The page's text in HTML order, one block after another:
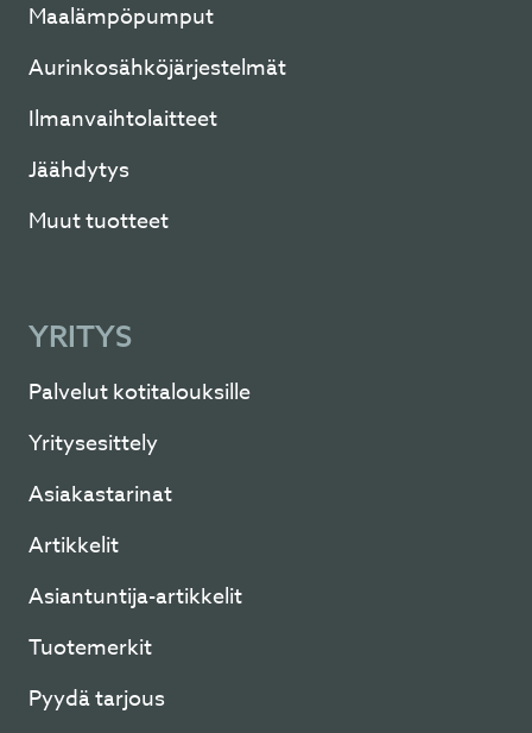
Maalämpöpumput
Aurinkosähköjärjestelmät
Ilmanvaihtolaitteet
Jäähdytys
Muut tuotteet
YRITYS
Palvelut kotitalouksille
Yritysesittely
Asiakastarinat
Artikkelit
Asiantuntija-artikkelit
Tuotemerkit
Pyydä tarjous